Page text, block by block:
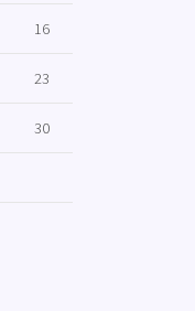
16
23
30